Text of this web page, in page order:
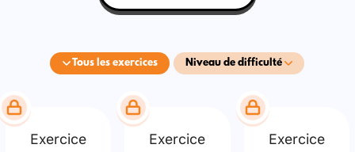
Tous les exercices Niveau de difficulté
Exercice Exercice Exercice